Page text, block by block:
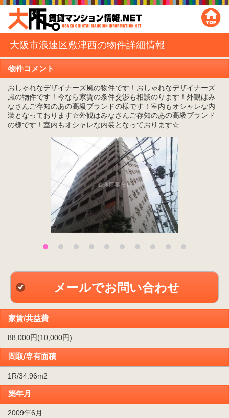
大阪市浪速区敷津西の物件詳細情報
物件コメント
おしゃれなデザイナーズ風の物件です！おしゃれなデザイナーズ
風の物件です！今なら家賃の条件交渉も相談のります！外観はみ
なさんご存知のあの高級ブランドの様です！室内もオシャレな内
装となっております☆外観はみなさんご存知のあの高級ブランド
の様です！室内もオシャレな内装となっております☆
メールでお問い合わせ
家賃/共益費
88,000円(10,000円)
間取/専有面積
1R/34.96m2
築年月
2009年6月